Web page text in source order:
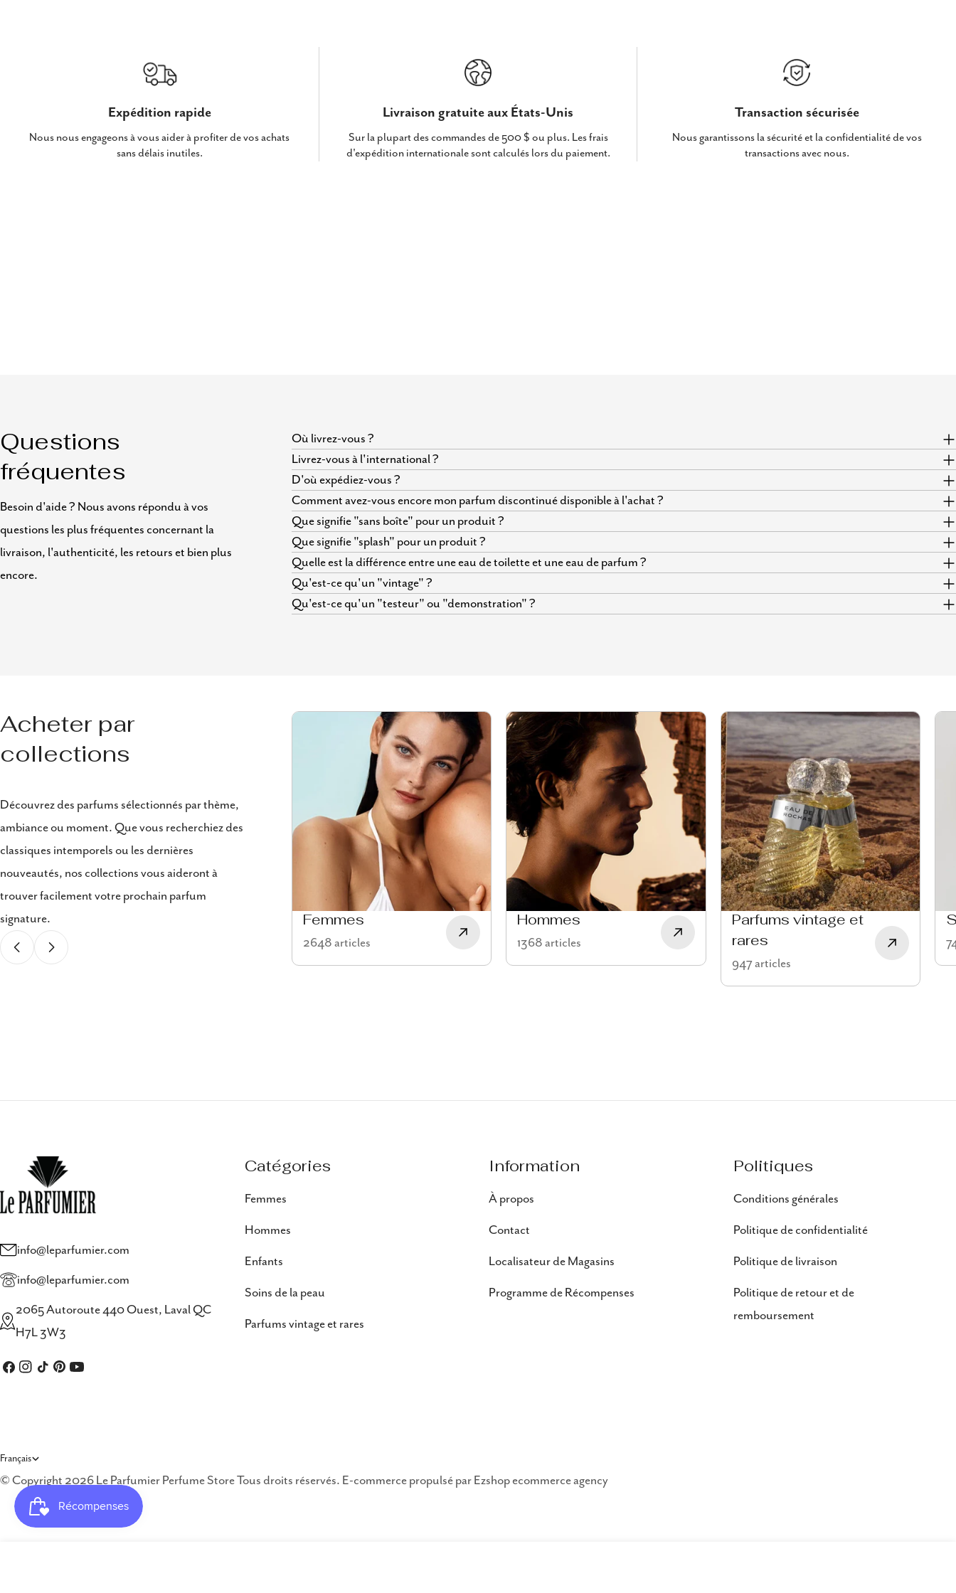
Expédition rapide
Nous nous engageons à vous aider à profiter de vos achats
sans délais inutiles.
Livraison gratuite aux États-Unis
Sur la plupart des commandes de 500 $ ou plus. Les frais
d'expédition internationale sont calculés lors du paiement.
Transaction sécurisée
Nous garantissons la sécurité et la confidentialité de vos
transactions avec nous.
Questions
fréquentes
Besoin d'aide ? Nous avons répondu à vos
questions les plus fréquentes concernant la
livraison, l'authenticité, les retours et bien plus
encore.
Où livrez-vous ?
Livrez-vous à l'international ?
D'où expédiez-vous ?
Comment avez-vous encore mon parfum discontinué disponible à l'achat ?
Que signifie "sans boîte" pour un produit ?
Que signifie "splash" pour un produit ?
Quelle est la différence entre une eau de toilette et une eau de parfum ?
Qu'est-ce qu'un "vintage" ?
Qu'est-ce qu'un "testeur" ou "demonstration" ?
Acheter par
collections
Découvrez des parfums sélectionnés par thème,
ambiance ou moment. Que vous recherchiez des
classiques intemporels ou les dernières
nouveautés, nos collections vous aideront à
trouver facilement votre prochain parfum
signature.
Femmes
2648 articles
Hommes
1368 articles
Parfums vintage et
rares
947 articles
info@leparfumier.com
info@leparfumier.com
2065 Autoroute 440 Ouest, Laval QC
H7L 3W3
Facebook
Instagram
TIC Pinterest
Youtube
Catégories
Femmes
Hommes
Enfants
Soins de la peau
Parfums vintage et rares
Information
À propos
Contact
Localisateur de Magasins
Programme de Récompenses
Politiques
Conditions générales
Politique de confidentialité
Politique de livraison
Politique de retour et de
remboursement
L
a
Français
© Copyright 2026 Le Parfumier Perfume Store Tous droits réservés. E-commerce propulsé par Ezshop ecommerce agency